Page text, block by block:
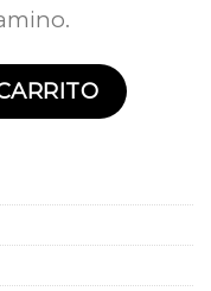
de asta de